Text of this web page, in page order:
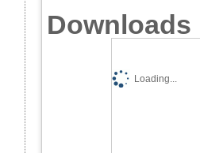
Downloads
Loading...